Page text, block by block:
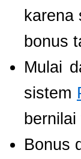
karena
bonus
Mulai
sistem
Bonus